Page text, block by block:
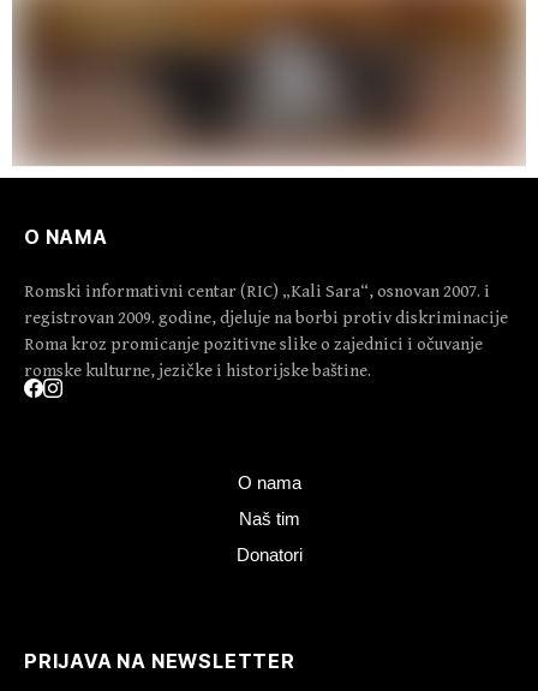
O NAMA
Romski informativni centar (RIC) „Kali Sara“, osnovan 2007. i
registrovan 2009. godine, djeluje na borbi protiv diskriminacije
Roma kroz promicanje pozitivne slike o zajednici i očuvanje
romske kulturne, jezičke i historijske baštine.
O nama
Naš tim
Donatori
PRIJAVA NA NEWSLETTER